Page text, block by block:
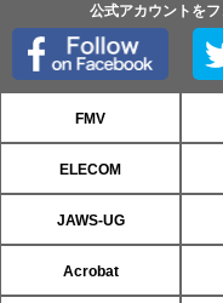
公式アカウントを
FMV
ELECOM
JAWS-UG
Acrobat